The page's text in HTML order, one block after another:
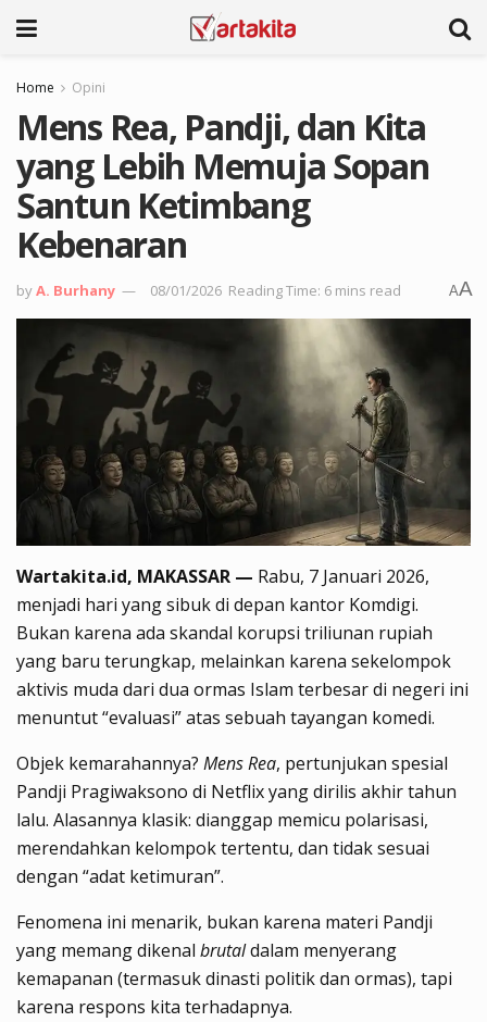
Home Opini
Mens Rea, Pandji, dan Kita
yang Lebih Memuja Sopan
Santun Ketimbang
Kebenaran
byA. Burhany 08/01/2026 Reading Time: 6 mins read AA
Wartakita.id, MAKASSAR — Rabu, 7 Januari 2026,
menjadi hari yang sibuk di depan kantor Komdigi.
Bukan karena ada skandal korupsi triliunan rupiah
yang baru terungkap, melainkan karena sekelompok
aktivis muda dari dua ormas Islam terbesar di negeri ini
menuntut “evaluasi” atas sebuah tayangan komedi.
Objek kemarahannya? Mens Rea, pertunjukan spesial
Pandji Pragiwaksono di Netflix yang dirilis akhir tahun
lalu. Alasannya klasik: dianggap memicu polarisasi,
merendahkan kelompok tertentu, dan tidak sesuai
dengan “adat ketimuran”.
Fenomena ini menarik, bukan karena materi Pandji
yang memang dikenal brutaldalam menyerang
kemapanan (termasuk dinasti politik dan ormas), tapi
karena respons kita terhadapnya.